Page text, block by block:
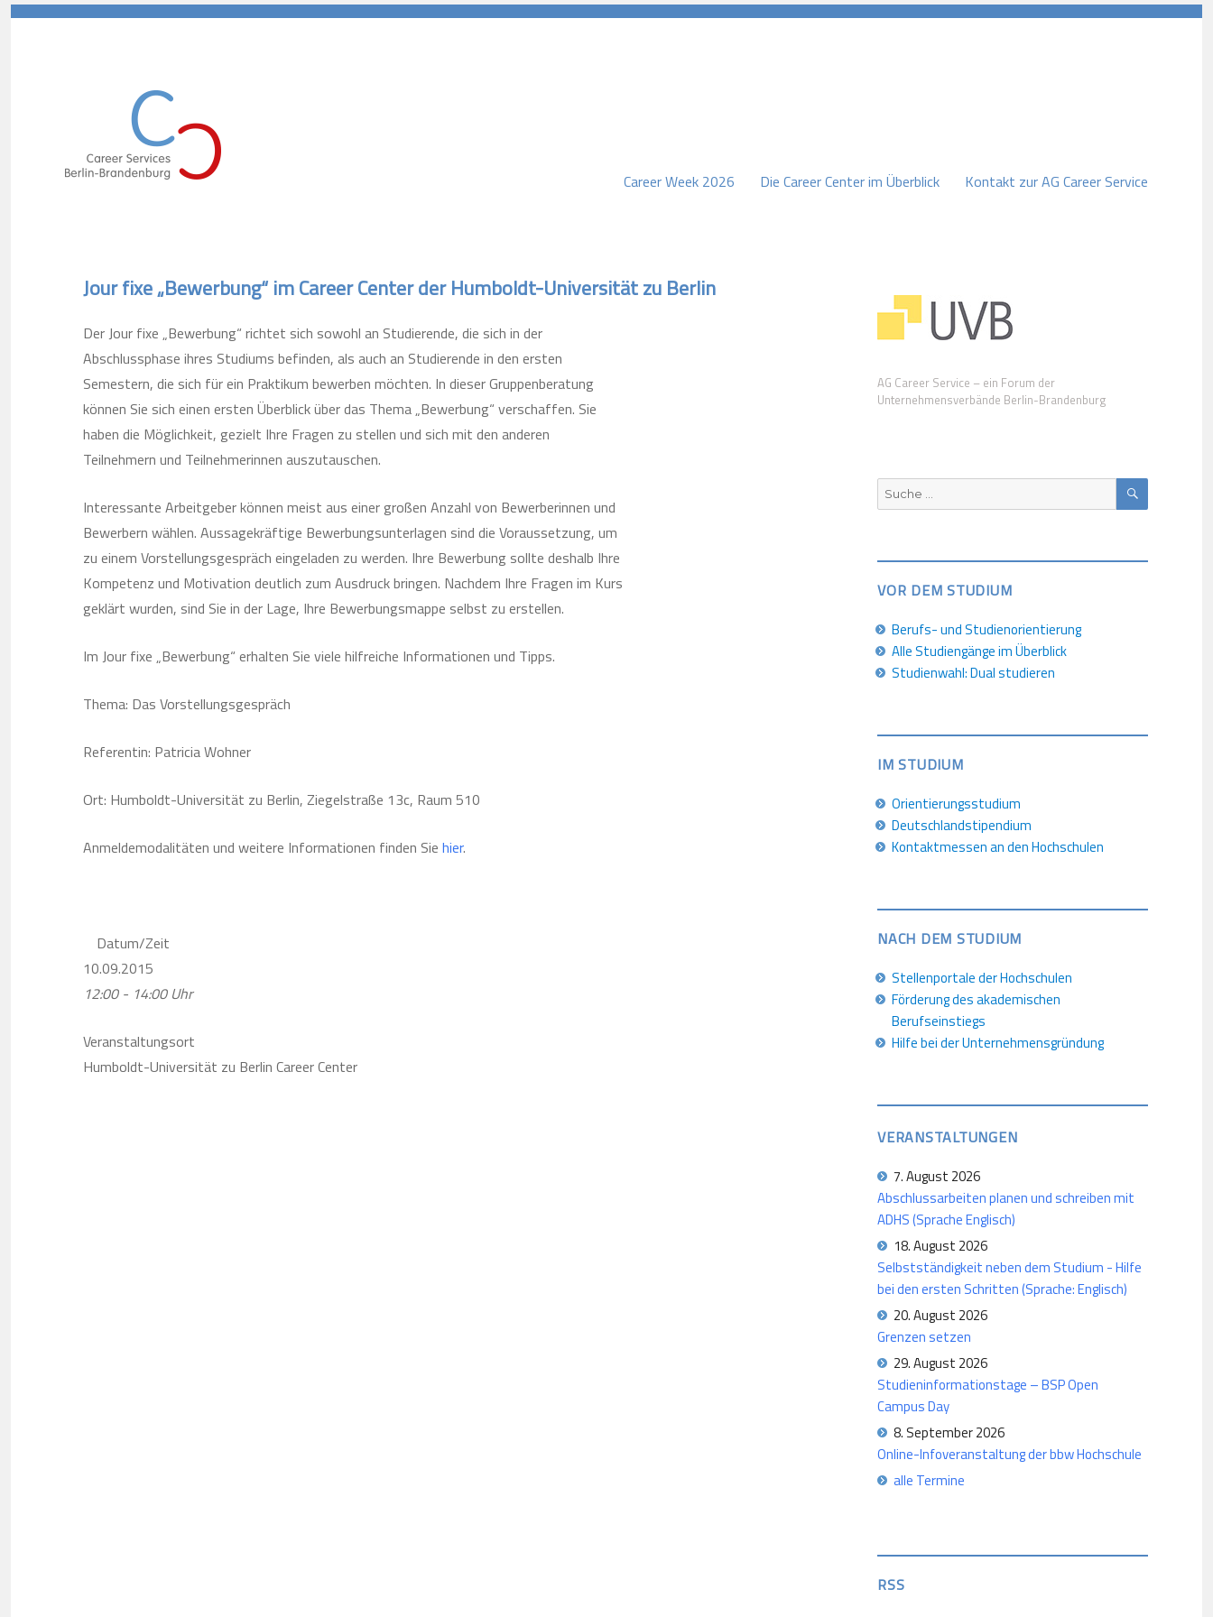
Career Week 2026 Die Career Center im Überblick Kontakt zur AG Career Service
Jour fixe „Bewerbung“ im Career Center der Humboldt-Universität zu Berlin
Der Jour fixe „Bewerbung“ richtet sich sowohl an Studierende, die sich in der
Abschlussphase ihres Studiums befinden, als auch an Studierende in den ersten
Semestern, die sich für ein Praktikum bewerben möchten. In dieser Gruppenberatung
können Sie sich einen ersten Überblick über das Thema „Bewerbung“ verschaffen. Sie
haben die Möglichkeit, gezielt Ihre Fragen zu stellen und sich mit den anderen
Teilnehmern und Teilnehmerinnen auszutauschen.
Interessante Arbeitgeber können meist aus einer großen Anzahl von Bewerberinnen und
Bewerbern wählen. Aussagekräftige Bewerbungsunterlagen sind die Voraussetzung, um
zu einem Vorstellungsgespräch eingeladen zu werden. Ihre Bewerbung sollte deshalb Ihre
Kompetenz und Motivation deutlich zum Ausdruck bringen. Nachdem Ihre Fragen im Kurs
geklärt wurden, sind Sie in der Lage, Ihre Bewerbungsmappe selbst zu erstellen.
Im Jour fixe „Bewerbung“ erhalten Sie viele hilfreiche Informationen und Tipps.
Thema: Das Vorstellungsgespräch
Referentin: Patricia Wohner
Ort: Humboldt-Universität zu Berlin, Ziegelstraße 13c, Raum 510
Anmeldemodalitäten und weitere Informationen finden Sie hier.
Datum/Zeit
10.09.2015
12:00 - 14:00 Uhr
Veranstaltungsort
Humboldt-Universität zu Berlin Career Center
AG Career Service – ein Forum der
Unternehmensverbände Berlin-Brandenburg
Suche
nach:
SUCHEN
VOR DEM STUDIUM
Berufs- und Studienorientierung
Alle Studiengänge im Überblick
Studienwahl: Dual studieren
IM STUDIUM
Orientierungsstudium
Deutschlandstipendium
Kontaktmessen an den Hochschulen
NACH DEM STUDIUM
Stellenportale der Hochschulen
Förderung des akademischen
Berufseinstiegs
Hilfe bei der Unternehmensgründung
VERANSTALTUNGEN
7. August 2026
Abschlussarbeiten planen und schreiben mit
ADHS (Sprache Englisch)
18. August 2026
Selbstständigkeit neben dem Studium - Hilfe
bei den ersten Schritten (Sprache: Englisch)
20. August 2026
Grenzen setzen
29. August 2026
Studieninformationstage – BSP Open
Campus Day
8. September 2026
Online-Infoveranstaltung der bbw Hochschule
alle Termine
RSS